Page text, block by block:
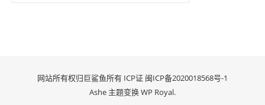
网站所有权归巨鲨鱼所有 ICP证 闽ICP备2020018568号-1
Ashe 主题变换WP Royal.